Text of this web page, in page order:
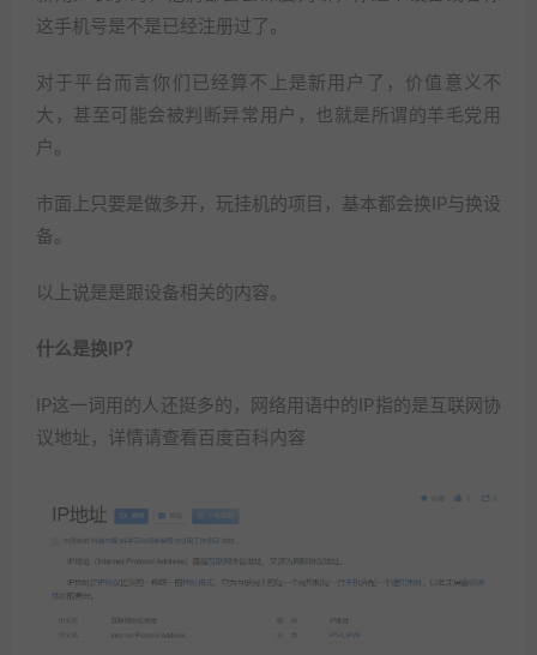
这手机号是不是已经注册过了。
对于平台而言你们已经算不上是新用户了，价值意义不
大，甚至可能会被判断异常用户，也就是所谓的羊毛党用
户。
市面上只要是做多开，玩挂机的项目，基本都会换IP与换设
备。
以上说是是跟设备相关的内容。
什么是换IP？
IP这一词用的人还挺多的，网络用语中的IP指的是互联网协
议地址，详情请查看百度百科内容